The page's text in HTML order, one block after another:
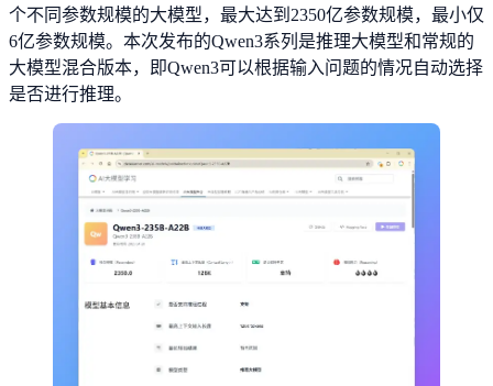
个不同参数规模的大模型，最大达到2350亿参数规模，最小仅
6亿参数规模。本次发布的Qwen3系列是推理大模型和常规的
大模型混合版本，即Qwen3可以根据输入问题的情况自动选择
是否进行推理。